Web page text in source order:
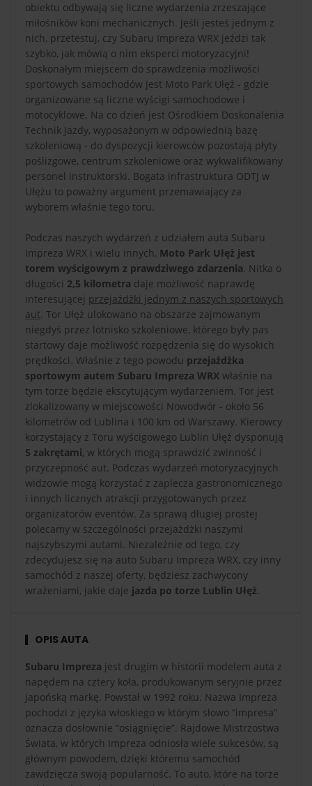
obiektu odbywają się liczne wydarzenia zrzeszające
miłośników koni mechanicznych. Jeśli jesteś jednym z
nich, przetestuj, czy Subaru Impreza WRX jeździ tak
szybko, jak mówią o nim eksperci motoryzacyjni!
Doskonałym miejscem do sprawdzenia możliwości
sportowych samochodów jest Moto Park Ułęż - gdzie
organizowane są liczne wyścigi samochodowe i
motocyklowe. Na co dzień jest Ośrodkiem Doskonalenia
Technik Jazdy, wyposażonym w odpowiednią bazę
szkoleniową - do dyspozycji kierowców pozostają płyty
poślizgowe, centrum szkoleniowe oraz wykwalifikowany
personel instruktorski. Bogata infrastruktura ODTJ w
Ułężu to poważny argument przemawiający za
wyborem właśnie tego toru.
Podczas naszych wydarzeń z udziałem auta Subaru
Impreza WRX i wielu innych, Moto Park Ułęż jest
torem wyścigowym z prawdziwego zdarzenia. Nitka o
długości 2,5 kilometra daje możliwość naprawdę
interesującej przejażdżki jednym z naszych sportowych
aut. Tor Ułęż ulokowano na obszarze zajmowanym
niegdyś przez lotnisko szkoleniowe, którego były pas
startowy daje możliwość rozpędzenia się do wysokich
prędkości. Właśnie z tego powodu przejażdżka
sportowym autem Subaru Impreza WRX właśnie na
tym torze będzie ekscytującym wydarzeniem. Tor jest
zlokalizowany w miejscowości Nowodwór - około 56
kilometrów od Lublina i 100 km od Warszawy. Kierowcy
korzystający z Toru wyścigowego Lublin Ułęż dysponują
5 zakrętami, w których mogą sprawdzić zwinność i
przyczepność aut. Podczas wydarzeń motoryzacyjnych
widzowie mogą korzystać z zaplecza gastronomicznego
i innych licznych atrakcji przygotowanych przez
organizatorów eventów. Za sprawą długiej prostej
polecamy w szczególności przejażdżki naszymi
najszybszymi autami. Niezależnie od tego, czy
zdecydujesz się na auto Subaru Impreza WRX, czy inny
samochód z naszej oferty, będziesz zachwycony
wrażeniami, jakie daje jazda po torze Lublin Ułęż.
OPIS AUTA
Subaru Impreza jest drugim w historii modelem auta z
napędem na cztery koła, produkowanym seryjnie przez
japońską markę. Powstał w 1992 roku. Nazwa Impreza
pochodzi z języka włoskiego w którym słowo “impresa”
oznacza dosłownie “osiągnięcie”. Rajdowe Mistrzostwa
Świata, w których Impreza odniosła wiele sukcesów, są
głównym powodem, dzięki któremu samochód
zawdzięcza swoją popularność. To auto, które na torze